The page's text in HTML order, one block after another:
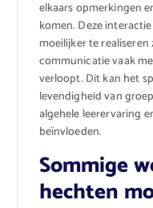
elkaars opmerkingen
komen. Deze
moeilijker te
communicatie vaak
verloopt. Dit kan het
levendigheid van
algehele leerervaring
beïnvloeden.
Sommige
hechten